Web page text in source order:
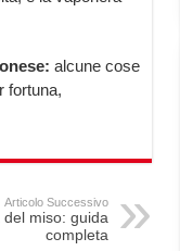
alcune cose
fortuna,
Articolo Successivo
miso: guida
completa